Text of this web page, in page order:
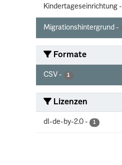
Kindertageseinrichtung -
Migrationshintergrund -
Formate
CSV - 1
Lizenzen
dl-de-by-2.0 - 1